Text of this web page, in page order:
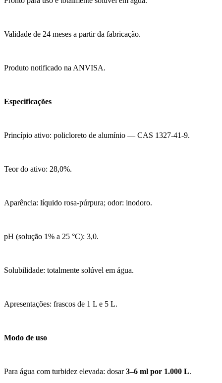
Validade de 24 meses a partir da fabricação.
Produto notificado na ANVISA.
Especificações
Princípio ativo: policloreto de alumínio — CAS 1327-41-9.
Teor do ativo: 28,0%.
Aparência: líquido rosa-púrpura; odor: inodoro.
pH (solução 1% a 25 °C): 3,0.
Solubilidade: totalmente solúvel em água.
Apresentações: frascos de 1 L e 5 L.
Modo de uso
Para água com turbidez elevada: dosar3–6 ml por 1.000 L.